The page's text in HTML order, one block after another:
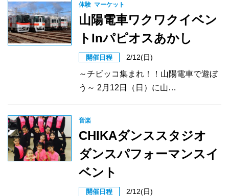
体験 マーケット
山陽電車ワクワクイベン
トInパピオスあかし
開催日程 2/12(日)
～チビッコ集まれ！！山陽電車で遊ぼ
う～ 2月12日（日）に山…
音楽
CHIKAダンススタジオ
ダンスパフォーマンスイ
ベント
開催日程 2/12(日)